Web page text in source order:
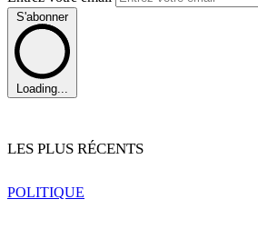
S'abonner
Loading...
LES PLUS RÉCENTS
POLITIQUE